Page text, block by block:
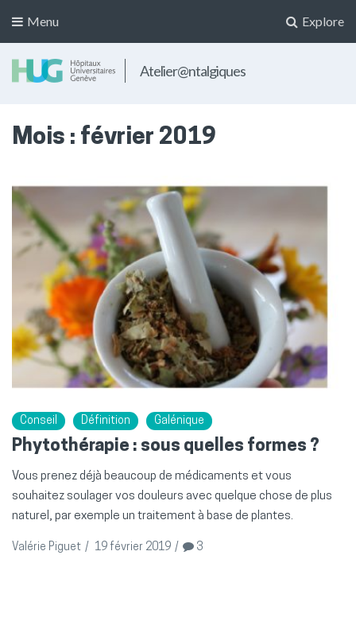
Explore
Menu
Atelier@ntalgiques
Mois : février 2019
Conseil Définition Galénique
Phytothérapie : sous quelles formes ?
Vous prenez déjà beaucoup de médicaments et vous
souhaitez soulager vos douleurs avec quelque chose de plus
naturel, par exemple un traitement à base de plantes.
Valérie Piguet / 19 février 2019 / 3